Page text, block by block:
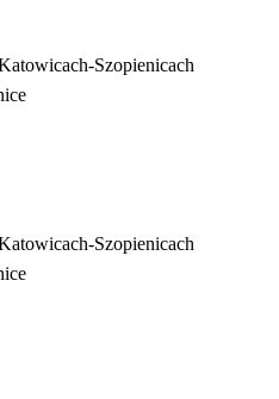
Szopienicach
Szopienicach